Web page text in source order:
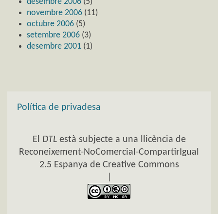
novembre 2006 (11)
octubre 2006 (5)
setembre 2006 (3)
desembre 2001 (1)
Política de privadesa
El DTLestà subjecte a una llicència de
Reconeixement-NoComercial-CompartirIgual
2.5 Espanya de Creative Commons